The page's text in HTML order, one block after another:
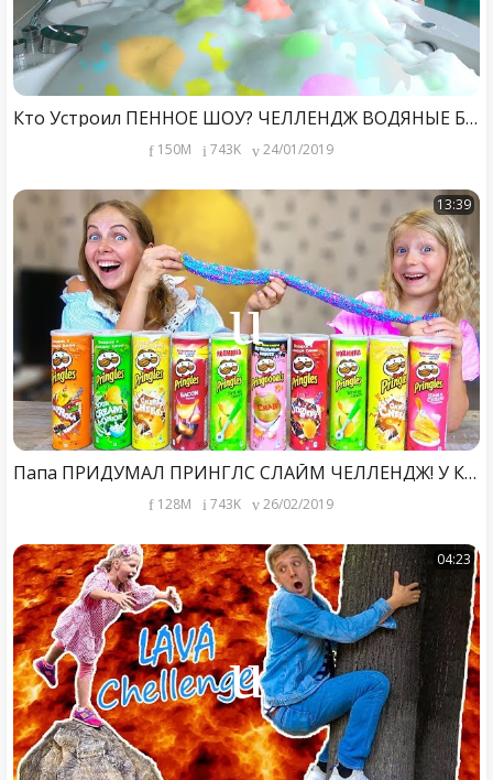
Кто Устроил ПЕННОЕ ШОУ? ЧЕЛЛЕНДЖ ВОДЯНЫЕ БОМБОЧКИ Или Bomb Art Chellenge от Family Box
150M 743K 24/01/2019
13:39
Папа ПРИДУМАЛ ПРИНГЛС СЛАЙМ ЧЕЛЛЕНДЖ! У Кого САМЫЙ КРАСИВЫЙ СЛАЙМ От Family BOX
128M 743K 26/02/2019
04:23